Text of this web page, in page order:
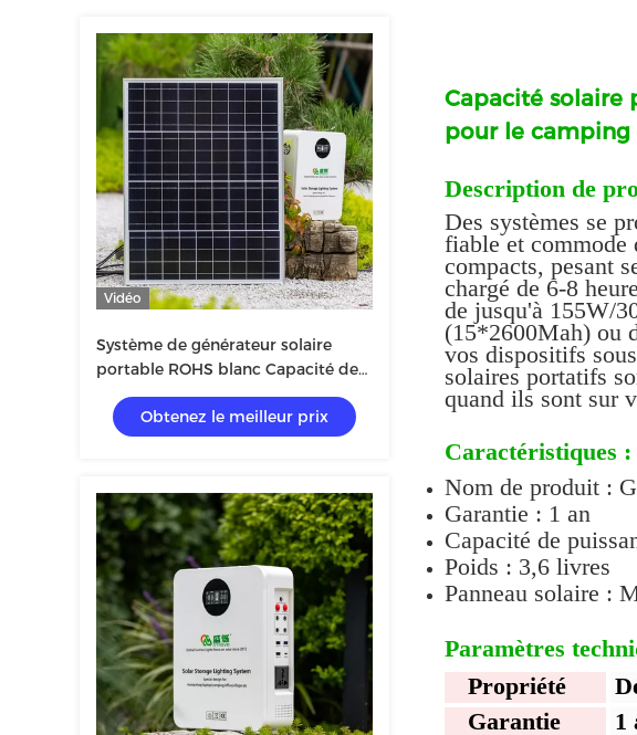
Vidéo
Système de générateur solaire
portable ROHS blanc Capacité de
puissance 1000w
Obtenez le meilleur prix
Capacité solaire
pour le camping
Description de
Des systèmes se
fiable et commode
compacts, pesant
chargé de 6-8
de jusqu'à 155W/
(15*2600Mah) ou
vos dispositifs
solaires portatifs
quand ils sont sur
Caractéristiques :
Nom de produit :
Garantie : 1 an
Capacité de
Poids : 3,6 livres
Panneau solaire :
Paramètres
Propriété
Garantie
1